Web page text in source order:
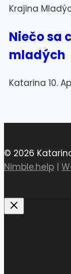
Krajina
Niečo sa
mladých
Katarina 10.
© 2026
Nimble.help |